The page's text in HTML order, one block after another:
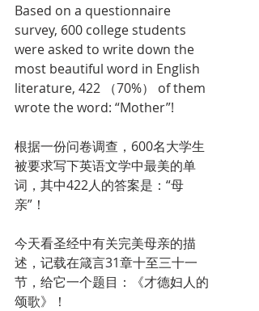
Based on a questionnaire
survey, 600 college students
were asked to write down the
most beautiful word in English
literature, 422 （70%） of them
wrote the word: “Mother”!
根据一份问卷调查，600名大学生
被要求写下英语文学中最美的单
词，其中422人的答案是：“母
亲”！
今天看圣经中有关完美母亲的描
述，记载在箴言31章十至三十一
节，给它一个题目：《才德妇人的
颂歌》！